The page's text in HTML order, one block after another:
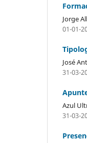
Jorge
01-01-
José
31-03-
Azul
31-03-